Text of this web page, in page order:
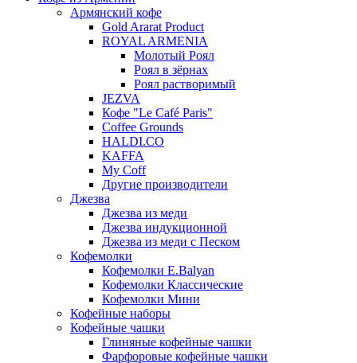
Армянский кофе
Gold Ararat Product
ROYAL ARMENIA
Молотый Роял
Роял в зёрнах
Роял растворимый
JEZVA
Кофе "Le Café Paris"
Coffee Grounds
HALDI.CO
KAFFA
My Coff
Другие производители
Джезва
Джезва из меди
Джезва индукционной
Джезва из меди с Песком
Кофемолки
Кофемолки E.Balyan
Кофемолки Классические
Кофемолки Мини
Кофейные наборы
Кофейные чашки
Глиняные кофейные чашки
Фарфоровые кофейные чашки